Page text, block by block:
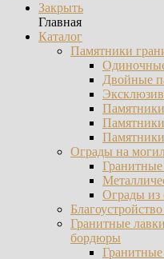
Закрыть
Главная
Каталог
Памятники
Двойные
Памятники
Памятники
Ограды на
Ограды из
Гранитные
бордюры